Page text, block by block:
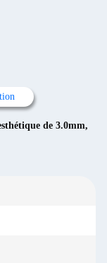
de 3.0mm,